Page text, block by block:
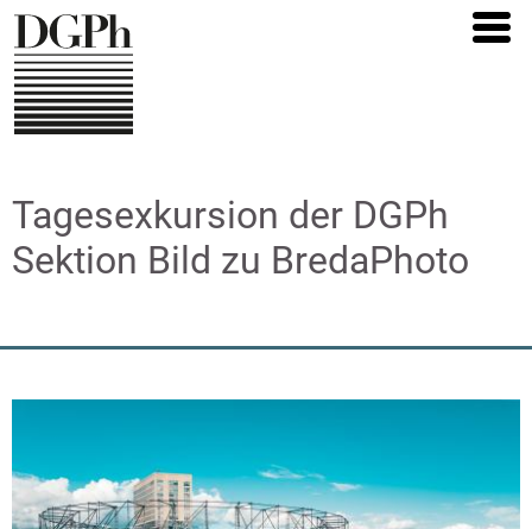
Direkt
zum
Inhalt
Tagesexkursion der DGPh
Sektion Bild zu BredaPhoto